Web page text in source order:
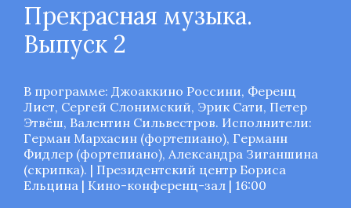
Прекрасная музыка.
Выпуск 2
В программе: Джоаккино Россини, Ференц
Лист, Сергей Слонимский, Эрик Сати, Петер
Этвёш, Валентин Сильвестров. Исполнители:
Герман Мархасин (фортепиано), Германн
Фидлер (фортепиано), Александра Зиганшина
(скрипка). | Президентский центр Бориса
Ельцина | Кино-конференц-зал | 16:00